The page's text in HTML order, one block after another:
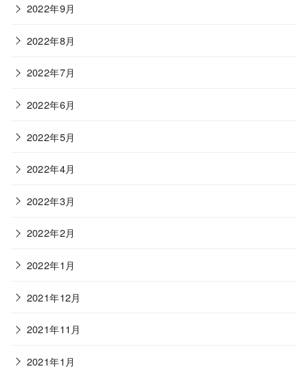
2022年9月
2022年8月
2022年7月
2022年6月
2022年5月
2022年4月
2022年3月
2022年2月
2022年1月
2021年12月
2021年11月
2021年1月